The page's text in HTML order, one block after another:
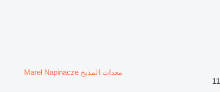
معدات المذبح Marel Napinacze
11